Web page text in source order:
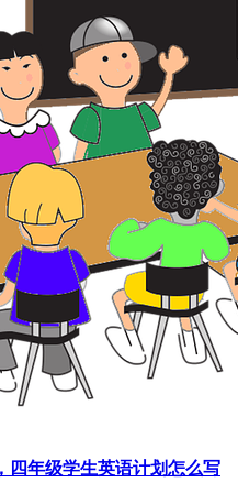
四年级学生英语计划怎么写